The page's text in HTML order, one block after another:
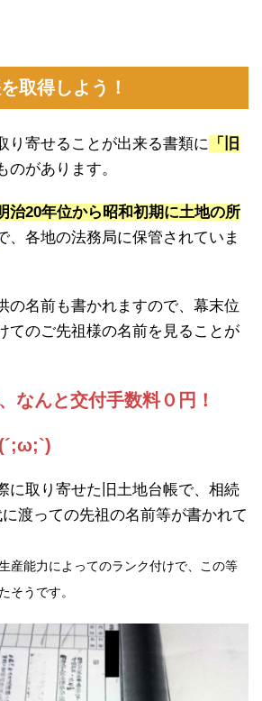
取得しよう！
り寄せることが出来る書類に
「旧
のがあります。
治20年位から昭和初期に土地の所
、各地の法務局に保管されていま
の名前も書かれますので、幕末位
てのご先祖様の名前を見ることが
なんと交付手数料０円！
に取り寄せた旧土地台帳で、相続
渡っての先祖の名前等が書かれて
産能力によってのランク付けで、この等
そうです。